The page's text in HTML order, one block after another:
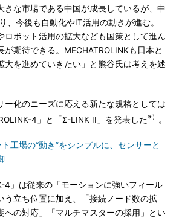
きな市場である中国が成長しているが、中
、今後も自動化やIT活用の動きが進む。
ロボット活用の拡大なども国策として進ん
が期待できる。MECHATROLINKも日本と
大を進めていきたい」と熊谷氏は考えを述
化のニーズに応える新たな規格としては
4」と「Σ-LINK II」を発表した※）
ト工場の“動き”をシンプルに、センサーと
4」は従来の「モーションに強いフィール
う立ち位置に加え、「接続ノード数の拡
への対応」「マルチマスターの採用」とい